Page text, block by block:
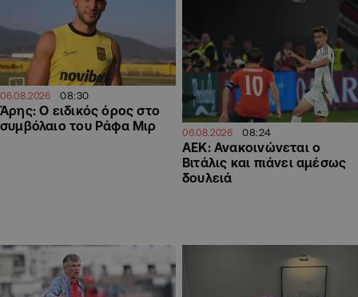
06.08.2026 08:30
Άρης: Ο ειδικός όρος στο
συμβόλαιο του Ράφα Μιρ
06.08.2026 08:24
ΑΕΚ: Ανακοινώνεται ο
Βιτάλις και πιάνει αμέσως
δουλειά